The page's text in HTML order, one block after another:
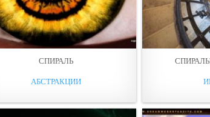
СПИРАЛЬ
АБСТРАКЦИИ